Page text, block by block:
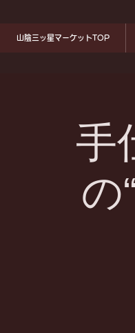
山陰三ッ星マーケットTOP
手
の